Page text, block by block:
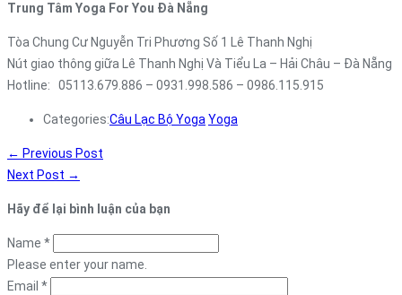
Trung Tâm Yoga For You Đà Nẵng
Tòa Chung Cư Nguyễn Tri Phương Số 1 Lê Thanh Nghị
Nút giao thông giữa Lê Thanh Nghị Và Tiểu La – Hải Châu – Đà Nẵng
Hotline: 05113.679.886 – 0931.998.586 – 0986.115.915
Categories:Câu Lạc Bộ YogaYoga
← Previous Post
Next Post →
Hãy để lại bình luận của bạn
Name *
Please enter your name.
Email *